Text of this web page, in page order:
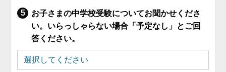
お子さまの中学校受験についてお聞かせくださ
い。いらっしゃらない場合「予定なし」とご回
答ください。